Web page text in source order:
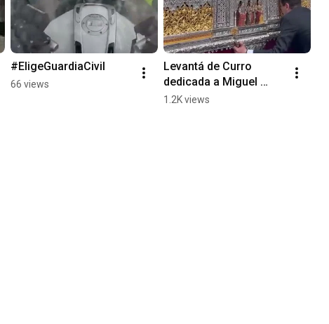
#EligeGuardiaCivil
66 views
Levantá de Curro
dedicada a Miguel
Jiménez Güeto
1.2K views